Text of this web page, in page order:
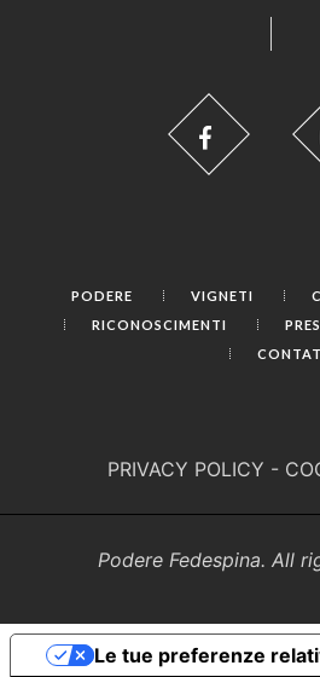
PODERE VIGNETI
RICONOSCIMENTI
PRIVACY POLICY -
Podere Fedespina. All
Le tue preferenze